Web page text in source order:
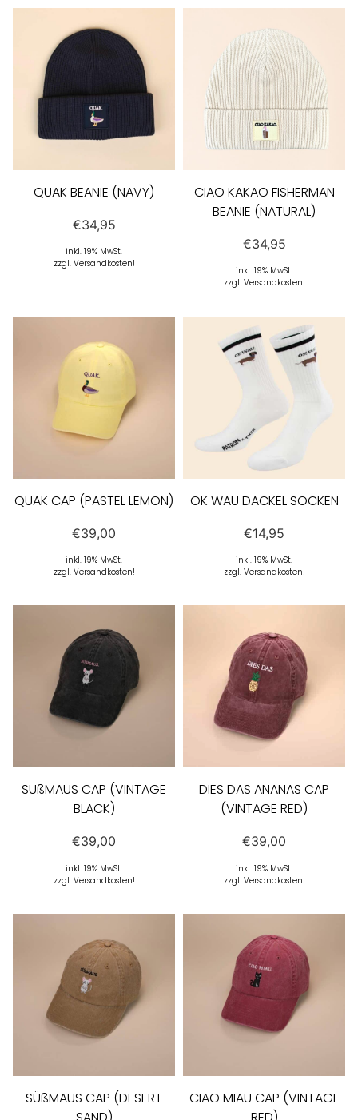
QUAK BEANIE (NAVY)
€34,95
inkl. 19% MwSt.
zzgl. Versandkosten!
CIAO KAKAO FISHERMAN
BEANIE (NATURAL)
€34,95
inkl. 19% MwSt.
zzgl. Versandkosten!
QUAK CAP (PASTEL LEMON)
€39,00
inkl. 19% MwSt.
zzgl. Versandkosten!
OK WAU DACKEL SOCKEN
€14,95
inkl. 19% MwSt.
zzgl. Versandkosten!
SÜßMAUS CAP (VINTAGE
BLACK)
€39,00
inkl. 19% MwSt.
zzgl. Versandkosten!
DIES DAS ANANAS CAP
(VINTAGE RED)
€39,00
inkl. 19% MwSt.
zzgl. Versandkosten!
SÜßMAUS CAP (DESERT
CIAO MIAU CAP (VINTAGE